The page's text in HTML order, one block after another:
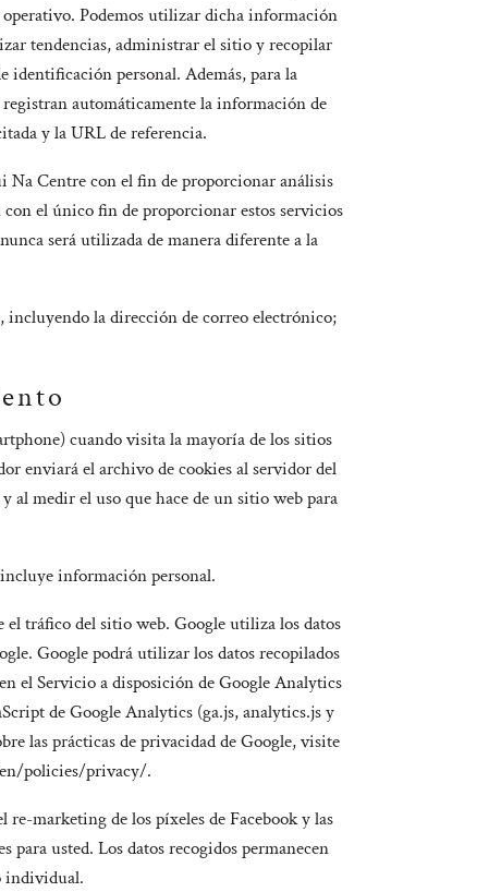
Podemos utilizar dicha información
tendencias, administrar el sitio y recopilar
identificación personal. Además, para la
automáticamente la información de
y la URL de referencia.
Na Centre con el fin de proporcionar análisis
el único fin de proporcionar estos servicios
será utilizada de manera diferente a la
la dirección de correo electrónico;
cuando visita la mayoría de los sitios
enviará el archivo de cookies al servidor del
al medir el uso que hace de un sitio web para
información personal.
tráfico del sitio web. Google utiliza los datos
Google podrá utilizar los datos recopilados
el Servicio a disposición de Google Analytics
de Google Analytics (ga.js, analytics.js y
las prácticas de privacidad de Google, visite
policies/privacy/.
marketing de los píxeles de Facebook y las
usted. Los datos recogidos permanecen
individual.